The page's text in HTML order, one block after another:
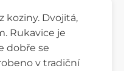
koziny. Dvojitá,
Rukavice je
dobře se
v tradiční